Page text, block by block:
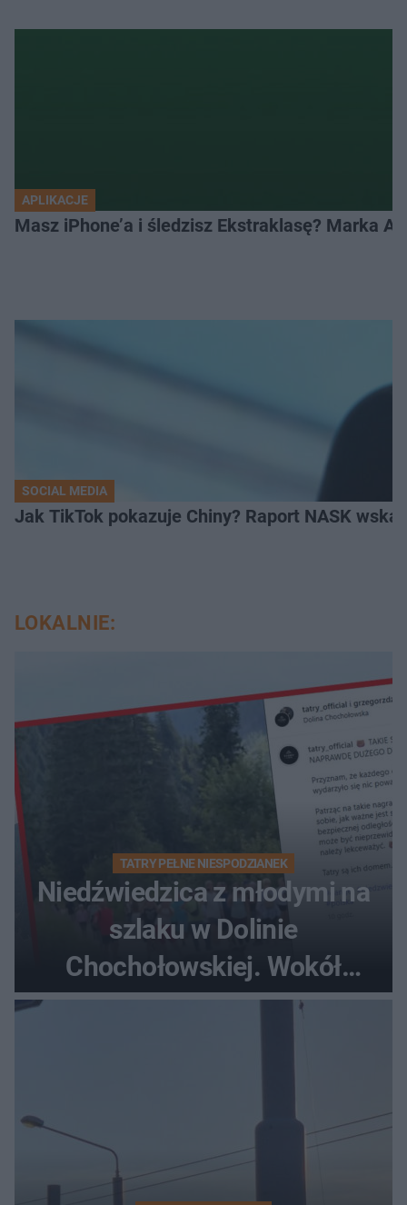
APLIKACJE
Masz iPhone’a i śledzisz Ekstraklasę? Marka
SOCIAL MEDIA
Jak TikTok pokazuje Chiny? Raport NASK
LOKALNIE:
TATRY PEŁNE NIESPODZIANEK
Niedźwiedzica z młodymi na
szlaku w Dolinie
Chochołowskiej. Wokół
turyści!